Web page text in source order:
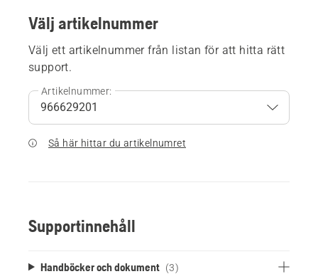
Välj artikelnummer
Välj ett artikelnummer från listan för att hitta rätt
support.
Artikelnummer:
Så här hittar du artikelnumret
Supportinnehåll
Handböcker och dokument (3)